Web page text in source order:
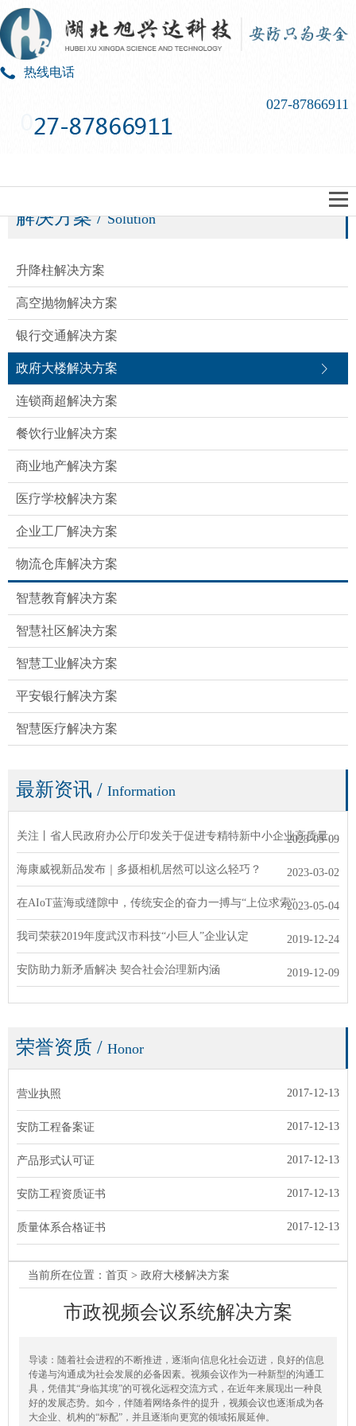
热线电话
027-87866911
解决方案/Solution
升降柱解决方案​
高空抛物解决方案​
银行交通解决方案
政府大楼解决方案
连锁商超解决方案
餐饮行业解决方案
商业地产解决方案
医疗学校解决方案
企业工厂解决方案
物流仓库解决方案
智慧教育解决方案
智慧社区解决方案
智慧工业解决方案
平安银行解决方案
智慧医疗解决方案
最新资讯 / Information
关注丨省人民政府办公厅印发关于促进专精特新中小企业高质量发展
2023-05-09
海康威视新品发布｜多摄相机居然可以这么轻巧？ 2023-03-02
在AIoT蓝海或缝隙中，传统安企的奋力一搏与“上位求索”2023-05-04
我司荣获2019年度武汉市科技“小巨人”企业认定 2019-12-24
安防助力新矛盾解决 契合社会治理新内涵 2019-12-09
荣誉资质 / Honor
营业执照 2017-12-13
安防工程备案证 2017-12-13
产品形式认可证 2017-12-13
安防工程资质证书 2017-12-13
质量体系合格证书 2017-12-13
当前所在位置： 首页 > 政府大楼解决方案
市政视频会议系统解决方案
导读：随着社会进程的不断推进，逐渐向信息化社会迈进，良好的信息
传递与沟通成为社会发展的必备因素。视频会议作为一种新型的沟通工
具，凭借其“身临其境”的可视化远程交流方式，在近年来展现出一种良
好的发展态势。如今，伴随着网络条件的提升，视频会议也逐渐成为各
大企业、机构的“标配”，并且逐渐向更宽的领域拓展延伸。